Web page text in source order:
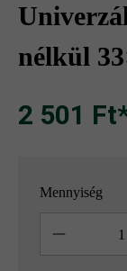
nélkül
2 501
Mennyiség